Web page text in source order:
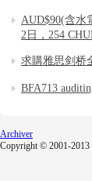
AUD$90(含水
2日，254
求購雅思剑桥
BFA713
Archiver
Copyright © 2001-2013